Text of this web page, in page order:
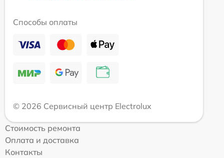
Способы оплаты
© 2026 Сервисный центр Electrolux
Стоимость ремонта
Оплата и доставка
Контакты